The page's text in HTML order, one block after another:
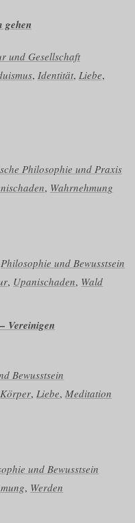
gehen
und Gesellschaft
, Identität, Liebe
Philosophie und Praxis
, Wahrnehmung
Philosophie und Bewusstsein
, Upanischaden, Wald
Vereinigen
Bewusstsein
Körper, Liebe, Meditation
und Bewusstsein
, Werden